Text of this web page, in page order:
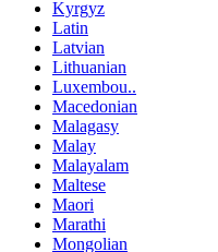
Kyrgyz
Latin
Latvian
Lithuanian
Luxembou..
Macedonian
Malagasy
Malay
Malayalam
Maltese
Maori
Marathi
Mongolian